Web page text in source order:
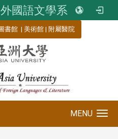
國語文學系
書館 | 美術館 | 附屬醫院
MENU